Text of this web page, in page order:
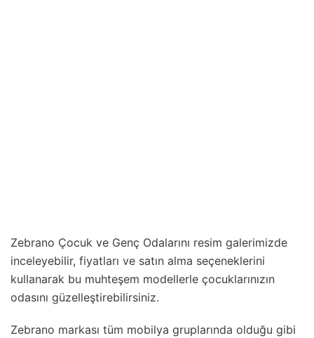
Zebrano Çocuk ve Genç Odalarını resim galerimizde
inceleyebilir, fiyatları ve satın alma seçeneklerini
kullanarak bu muhteşem modellerle çocuklarınızın
odasını güzelleştirebilirsiniz.
Zebrano markası tüm mobilya gruplarında olduğu gibi